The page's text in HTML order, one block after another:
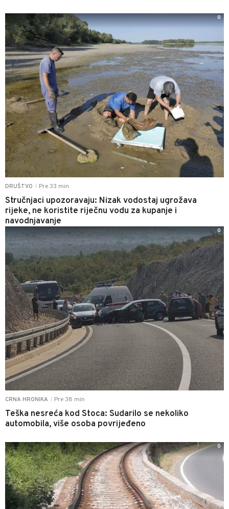
DRUŠTVO Pre 33 min
Stručnjaci upozoravaju: Nizak vodostaj ugrožava
rijeke, ne koristite riječnu vodu za kupanje i
navodnjavanje
0
CRNA HRONIKA Pre 38 min
Teška nesreća kod Stoca: Sudarilo se nekoliko
automobila, više osoba povrijeđeno
0
0